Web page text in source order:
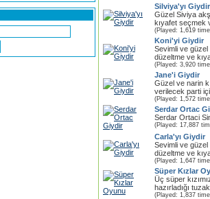
Silviya'yı Giydir
Güzel Siviya
kıyafet seçmek
(Played: 1,619
Koni'yi Giydir
Sevimli ve güzel
düzeltme ve
(Played: 3,920
Jane'i Giydir
Güzel ve narin
verilecek parti
(Played: 1,572
Serdar Ortac
Serdar Ortaci
(Played: 17,887
Carla'yı Giydir
Sevimli ve güzel
düzeltme ve
(Played: 1,647
Süper Kızlar
Üç süper
hazırladığı
(Played: 1,837